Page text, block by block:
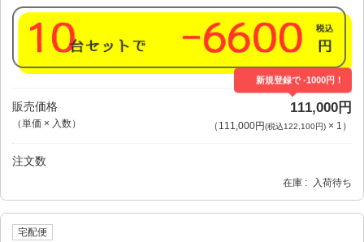
販売価格
（単価 × 入数）
新規登録で -1000円！
111,000円
（ 111,000円(税込122,100円)× 1 ）
注文数
在庫 入荷待ち
宅配便